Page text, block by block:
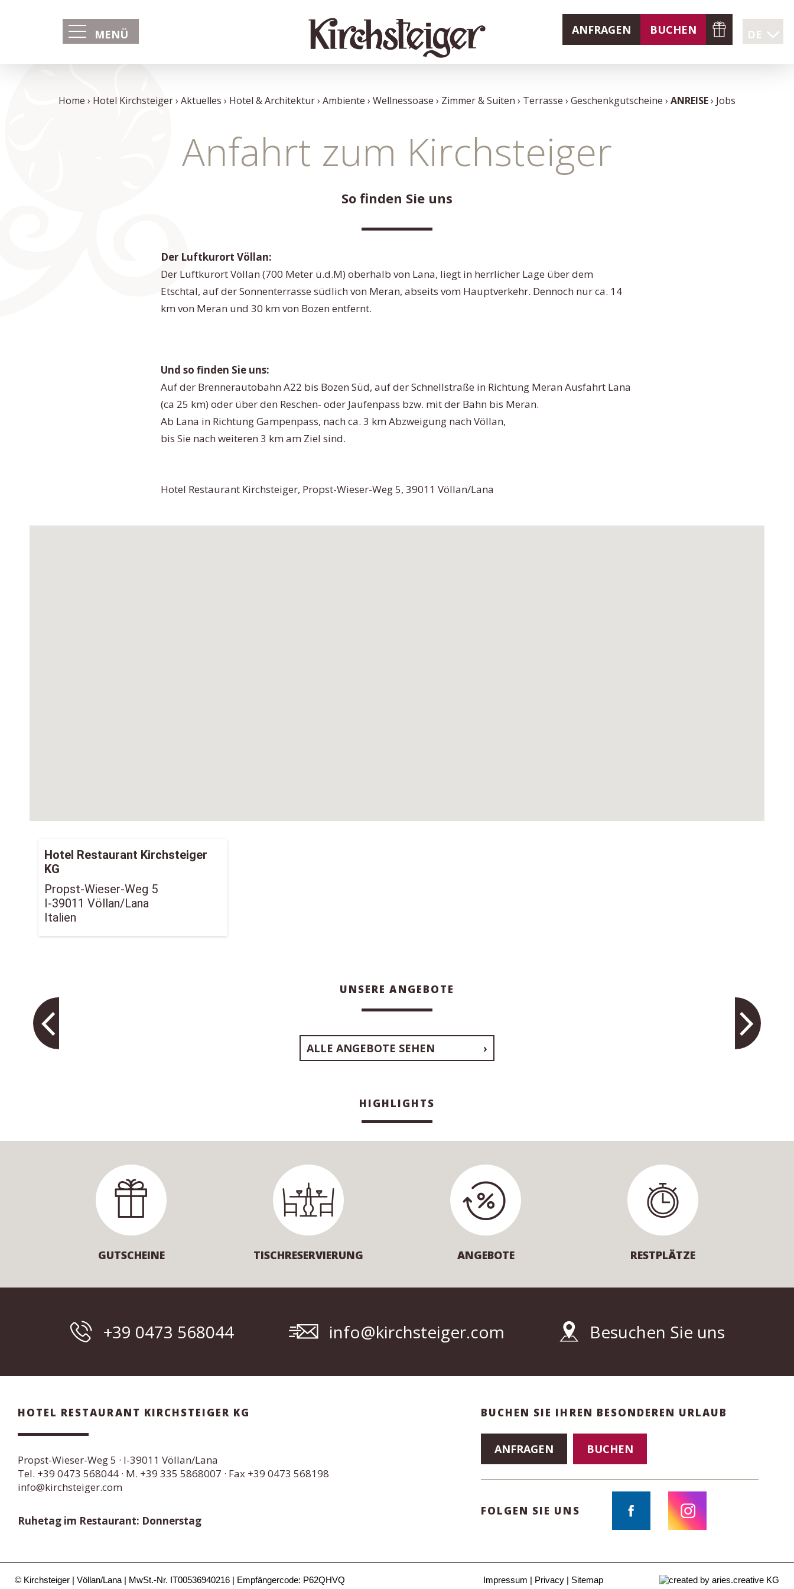
MENÜ ANFRAGEN BUCHEN DE
Home Hotel Kirchsteiger Aktuelles Hotel & Architektur Ambiente Wellnessoase Zimmer & Suiten Terrasse Geschenkgutscheine ANREISE Jobs
Anfahrt zum Kirchsteiger
So finden Sie uns
Der Luftkurort Völlan:
Der Luftkurort Völlan (700 Meter ü.d.M) oberhalb von Lana, liegt in herrlicher Lage über dem
Etschtal, auf der Sonnenterrasse südlich von Meran, abseits vom Hauptverkehr. Dennoch nur ca. 14
km von Meran und 30 km von Bozen entfernt.
Und so finden Sie uns:
Auf der Brennerautobahn A22 bis Bozen Süd, auf der Schnellstraße in Richtung Meran Ausfahrt Lana
(ca 25 km) oder über den Reschen- oder Jaufenpass bzw. mit der Bahn bis Meran.
Ab Lana in Richtung Gampenpass, nach ca. 3 km Abzweigung nach Völlan,
bis Sie nach weiteren 3 km am Ziel sind.
Hotel Restaurant Kirchsteiger, Propst-Wieser-Weg 5, 39011 Völlan/Lana
Hotel Restaurant Kirchsteiger
KG
Propst-Wieser-Weg 5
I-39011 Völlan/Lana
Italien
UNSERE ANGEBOTE
ALLE ANGEBOTE SEHEN
HIGHLIGHTS
GUTSCHEINE TISCHRESERVIERUNG ANGEBOTE RESTPLÄTZE
+39 0473 568044 info@kirchsteiger.com Besuchen Sie uns
HOTEL RESTAURANT KIRCHSTEIGER KG
Propst-Wieser-Weg 5 · I-39011 Völlan/Lana
Tel. +39 0473 568044 · M. +39 335 5868007 · Fax +39 0473 568198
info@kirchsteiger.com
Ruhetag im Restaurant: Donnerstag
BUCHEN SIE IHREN BESONDEREN URLAUB
ANFRAGEN BUCHEN
FOLGEN SIE UNS
© Kirchsteiger Völlan/Lana MwSt.-Nr. IT00536940216 Empfängercode: P62QHVQ Impressum Privacy Sitemap